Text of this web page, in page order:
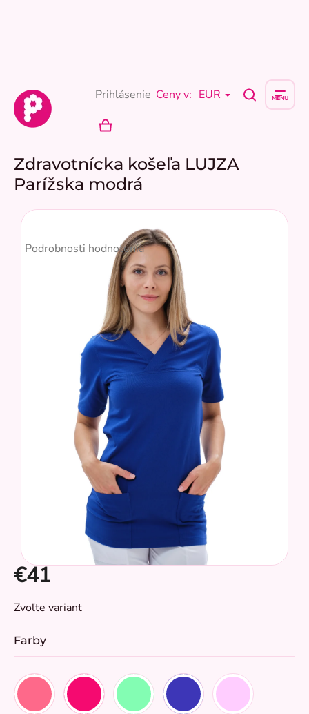
Ceny v: EUR
Prihlásenie
NÁKUPNÝ
Zdravotnícka košeľa LUJZA
Parížska modrá
hodnotenie
Podrobnosti hodnotenia
€41
Jednotková
Zvoľte variant
Farby